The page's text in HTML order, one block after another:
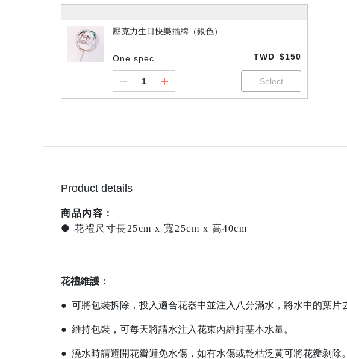
壓克力生日快樂插牌（銀色）
One spec TWD $150
Product details
商品內容：
● 花禮尺寸長25cm x 寬25cm x 高40cm
花禮維護：
● 可將包裝拆除，投入適合花器中並注入八分滿水，將水中的葉片
● 維持包裝，可每天將請水注入花束內維持基本水量。
● 澆水時請避開花瓣避免水傷，如有水傷或乾枯泛黃可將花瓣剝除。